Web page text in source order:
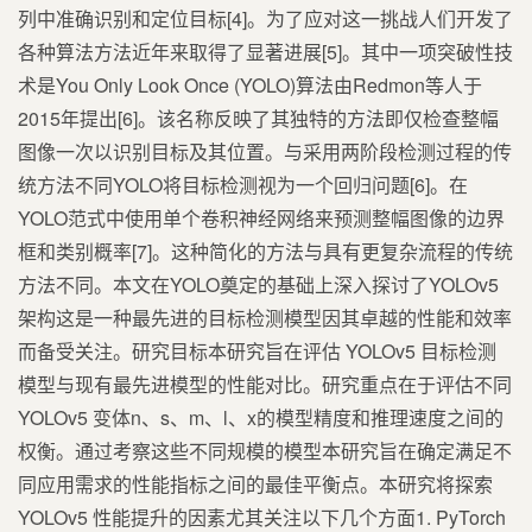
列中准确识别和定位目标[4]。为了应对这一挑战人们开发了
各种算法方法近年来取得了显著进展[5]。其中一项突破性技
术是You Only Look Once (YOLO)算法由Redmon等人于
2015年提出[6]。该名称反映了其独特的方法即仅检查整幅
图像一次以识别目标及其位置。与采用两阶段检测过程的传
统方法不同YOLO将目标检测视为一个回归问题[6]。在
YOLO范式中使用单个卷积神经网络来预测整幅图像的边界
框和类别概率[7]。这种简化的方法与具有更复杂流程的传统
方法不同。本文在YOLO奠定的基础上深入探讨了YOLOv5
架构这是一种最先进的目标检测模型因其卓越的性能和效率
而备受关注。研究目标本研究旨在评估 YOLOv5 目标检测
模型与现有最先进模型的性能对比。研究重点在于评估不同
YOLOv5 变体n、s、m、l、x的模型精度和推理速度之间的
权衡。通过考察这些不同规模的模型本研究旨在确定满足不
同应用需求的性能指标之间的最佳平衡点。本研究将探索
YOLOv5 性能提升的因素尤其关注以下几个方面1. PyTorch